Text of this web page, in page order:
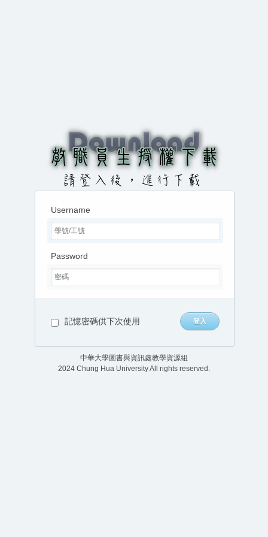
Username
Password
記憶密碼供下次使用
中華大學圖書與資訊處教學資源組
2024 Chung Hua University All rights reserved.